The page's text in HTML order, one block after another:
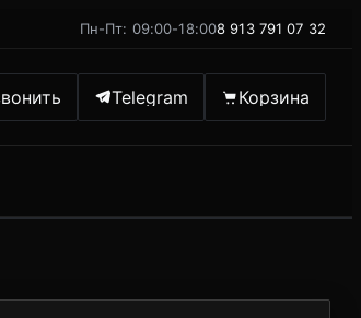
Пн-Пт: 09:00-18:008 913 791 07 32
Telegram Корзина